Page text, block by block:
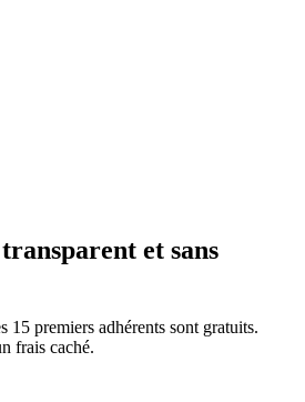
et sans
15 premiers adhérents sont gratuits.
frais caché.